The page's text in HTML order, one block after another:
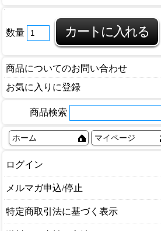
数量
商品についてのお問い合わせ
お気に入りに登録
商品検索
ホーム マイページ
ログイン
メルマガ申込/停止
特定商取引法に基づく表示